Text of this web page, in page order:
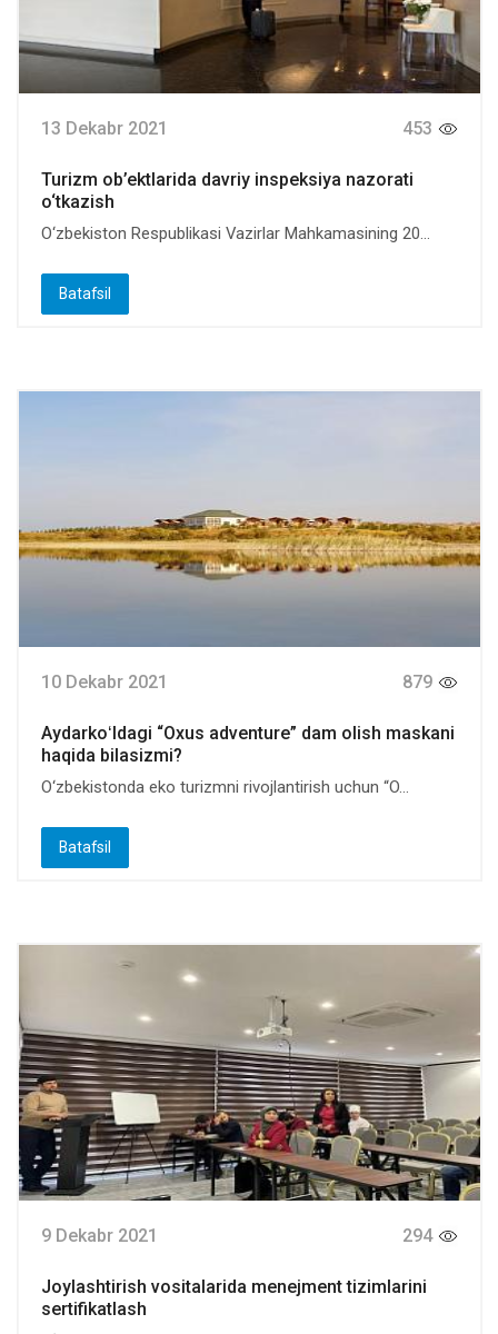
13 Dekabr 2021 453
Turizm ob’ektlarida davriy inspeksiya nazorati
o‘tkazish
O‘zbekiston Respublikasi Vazirlar Mahkamasining 20...
Batafsil
10 Dekabr 2021 879
Aydarkoʻldagi “Oxus adventure” dam olish maskani
haqida bilasizmi?
O‘zbekistonda eko turizmni rivojlantirish uchun “O...
Batafsil
9 Dekabr 2021 294
Joylashtirish vositalarida menejment tizimlarini
sertifikatlash